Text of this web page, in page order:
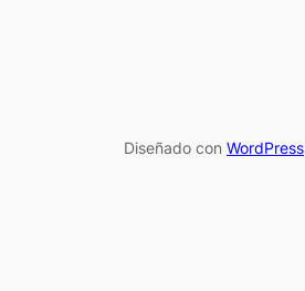
Diseñado con WordPress